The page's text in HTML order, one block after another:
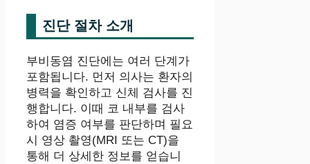
진단 절차 소개
부비동염 진단에는 여러 단계가
포함됩니다. 먼저 의사는 환자의
병력을 확인하고 신체 검사를 진
행합니다. 이때 코 내부를 검사
하여 염증 여부를 판단하며 필요
시 영상 촬영(MRI 또는 CT)을
통해 더 상세한 정보를 얻습니